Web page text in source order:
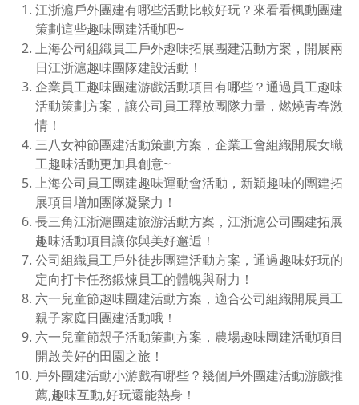
江浙滬戶外團建有哪些活動比較好玩？來看看楓動團建
策劃這些趣味團建活動吧~
上海公司組織員工戶外趣味拓展團建活動方案，開展兩
日江浙滬趣味團隊建設活動！
企業員工趣味團建游戲活動項目有哪些？通過員工趣味
活動策劃方案，讓公司員工釋放團隊力量，燃燒青春激
情！
三八女神節團建活動策劃方案，企業工會組織開展女職
工趣味活動更加具創意~
上海公司員工團建趣味運動會活動，新穎趣味的團建拓
展項目增加團隊凝聚力！
長三角江浙滬團建旅游活動方案，江浙滬公司團建拓展
趣味活動項目讓你與美好邂逅！
公司組織員工戶外徒步團建活動方案，通過趣味好玩的
定向打卡任務鍛煉員工的體魄與耐力！
六一兒童節趣味團建活動方案，適合公司組織開展員工
親子家庭日團建活動哦！
六一兒童節親子活動策劃方案，農場趣味團建活動項目
開啟美好的田園之旅！
戶外團建活動小游戲有哪些？幾個戶外團建活動游戲推
薦,趣味互動,好玩還能熱身！